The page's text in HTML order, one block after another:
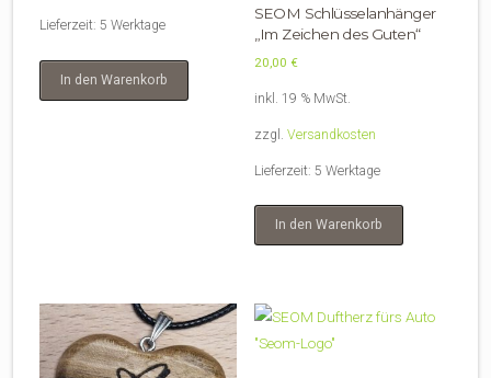
Lieferzeit: 5 Werktage
In den Warenkorb
SEOM Schlüsselanhänger
„Im Zeichen des Guten“
20,00 €
inkl. 19 % MwSt.
zzgl. Versandkosten
Lieferzeit: 5 Werktage
In den Warenkorb